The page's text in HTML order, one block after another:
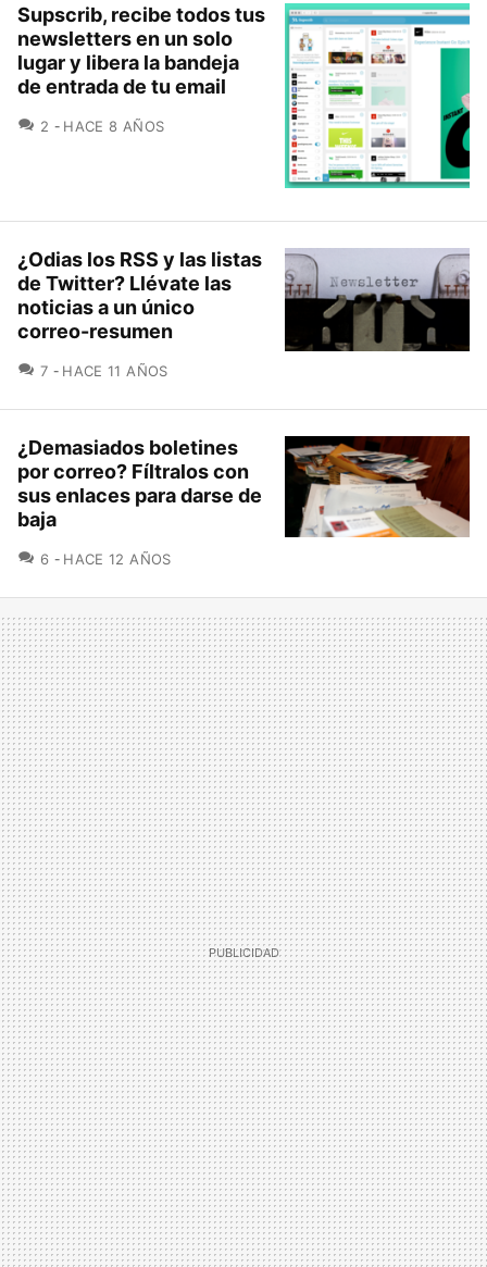
Supscrib, recibe todos tus
newsletters en un solo
lugar y libera la bandeja
de entrada de tu email
2 COMENTARIOS
HACE 8 AÑOS
¿Odias los RSS y las listas
de Twitter? Llévate las
noticias a un único
correo-resumen
7 COMENTARIOS
HACE 11 AÑOS
¿Demasiados boletines
por correo? Fíltralos con
sus enlaces para darse de
baja
6 COMENTARIOS
HACE 12 AÑOS